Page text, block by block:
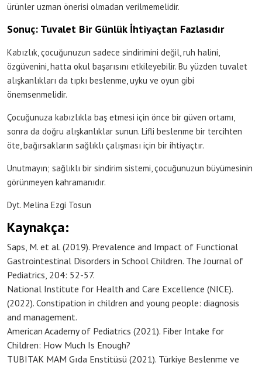
ürünler uzman önerisi olmadan verilmemelidir.
Sonuç: Tuvalet Bir Günlük İhtiyaçtan Fazlasıdır
Kabızlık, çocuğunuzun sadece sindirimini değil, ruh halini,
özgüvenini, hatta okul başarısını etkileyebilir. Bu yüzden tuvalet
alışkanlıkları da tıpkı beslenme, uyku ve oyun gibi
önemsenmelidir.
Çocuğunuza kabızlıkla baş etmesi için önce bir güven ortamı,
sonra da doğru alışkanlıklar sunun. Lifli beslenme bir tercihten
öte, bağırsakların sağlıklı çalışması için bir ihtiyaçtır.
Unutmayın; sağlıklı bir sindirim sistemi, çocuğunuzun büyümesinin
görünmeyen kahramanıdır.
Dyt. Melina Ezgi Tosun
Kaynakça:
Saps, M. et al. (2019). Prevalence and Impact of Functional
Gastrointestinal Disorders in School Children. The Journal of
Pediatrics, 204: 52-57.
National Institute for Health and Care Excellence (NICE).
(2022). Constipation in children and young people: diagnosis
and management.
American Academy of Pediatrics (2021). Fiber Intake for
Children: How Much Is Enough?
TUBITAK MAM Gıda Enstitüsü (2021). Türkiye Beslenme ve